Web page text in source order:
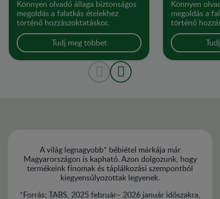
Könnyen olvadó állaga biztonságos
megoldás a falatkás ételekhez
történő hozzászoktatáskor.
Tudj meg többet
Könnyen
megoldás a
történő
A világ legnagyobb* bébiétel márkája már
Magyarországon is kapható. Azon dolgozunk, hogy
termékeink finomak és táplálkozási szempontból
kiegyensúlyozottak legyenek.
*Forrás: TABS, 2025 február– 2026 január időszakra,